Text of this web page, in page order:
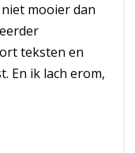
mooier dan
teksten en
En ik lach erom,